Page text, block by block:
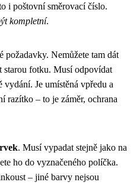
i poštovní směrovací číslo.
kompletní.
požadavky. Nemůžete tam dát
starou fotku. Musí odpovídat
Je umístěná vpředu a
razítko – to je záměr, ochrana
. Musí vypadat stejně jako na
ho do vyznačeného políčka.
– jiné barvy nejsou